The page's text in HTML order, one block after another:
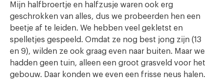
Mijn halfbroertje en halfzusje waren ook erg
geschrokken van alles, dus we probeerden hen een
beetje af te leiden. We hebben veel gekletst en
spelletjes gespeeld. Omdat ze nog best jong zijn (13
en 9), wilden ze ook graag even naar buiten. Maar we
hadden geen tuin, alleen een groot grasveld voor het
gebouw. Daar konden we even een frisse neus halen.